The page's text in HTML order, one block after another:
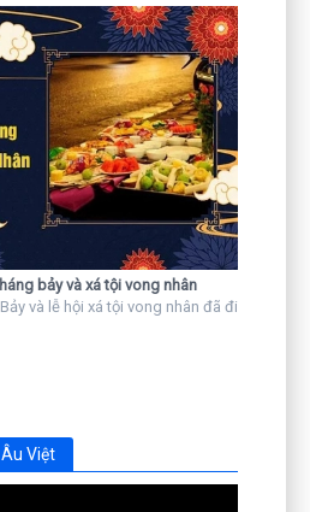
bảy và xá tội vong nhân
và lễ hội xá tội vong nhân đã đi
Việt